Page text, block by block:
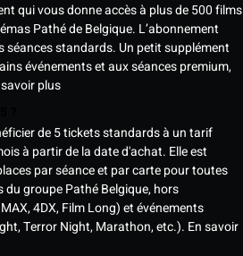
qui vous donne accès à plus de 500 films
Pathé de Belgique. L’abonnement
séances standards. Un petit supplément
événements et aux séances premium,
plus
de 5 tickets standards à un tarif
à partir de la date d'achat. Elle est
par séance et par carte pour toutes
du groupe Pathé Belgique, hors
4DX, Film Long) et événements
Terror Night, Marathon, etc.). En savoir